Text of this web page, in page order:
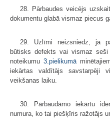
28. Pārbaudes veicējs
dokumentu glabā vismaz piecus
29. Uzlīmi neizsniedz, ja
būtisks defekts vai vismaz
noteikumu 3.pielikumā
iekārtas valdītājs savstarpēji
veikšanas laiku.
30. Pārbaudāmo iekārtu
numura, ko tai piešķīris ražotājs